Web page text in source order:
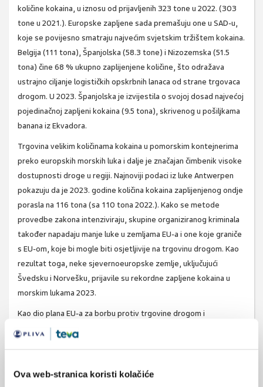
Ova web-stranica koristi kolačiće
količine kokaina, u iznosu od prijavljenih 323 tone u 2022. (303
tone u 2021.). Europske zapljene sada premašuju one u SAD-u,
koje se povijesno smatraju najvećim svjetskim tržištem kokaina.
Belgija (111 tona), Španjolska (58.3 tone) i Nizozemska (51.5
tona) čine 68 % ukupno zaplijenjene količine, što odražava
ustrajno ciljanje logističkih opskrbnih lanaca od strane trgovaca
drogom. U 2023. Španjolska je izvijestila o svojoj dosad najvećoj
pojedinačnoj zapljeni kokaina (9.5 tona), skrivenog u pošiljkama
banana iz Ekvadora.
Trgovina velikim količinama kokaina u pomorskim kontejnerima
preko europskih morskih luka i dalje je značajan čimbenik visoke
dostupnosti droge u regiji. Najnoviji podaci iz luke Antwerpen
pokazuju da je 2023. godine količina kokaina zaplijenjenog ondje
porasla na 116 tona (sa 110 tona 2022.). Kako se metode
provedbe zakona intenziviraju, skupine organiziranog kriminala
također napadaju manje luke u zemljama EU-a i one koje graniče
s EU-om, koje bi mogle biti osjetljivije na trgovinu drogom. Kao
rezultat toga, neke sjevernoeuropske zemlje, uključujući
Švedsku i Norvešku, prijavile su rekordne zapljene kokaina u
morskim lukama 2023.
Kao dio plana EU-a za borbu protiv trgovine drogom i
organiziranog kriminala, novi Europski savez luka (2024.), javno-
privatno partnerstvo, ima za cilj povećati otpornost luka i
Skupine organiziranog kriminala također opskrbljuju europska